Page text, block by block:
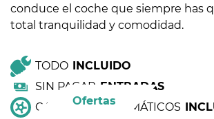
Ofertas
conduce el coche que siempre has
total tranquilidad y comodidad.
TODO
INCLUIDO
SIN PAGAR ENTRADAS
CAMBIO DE NEUMÁTICOS